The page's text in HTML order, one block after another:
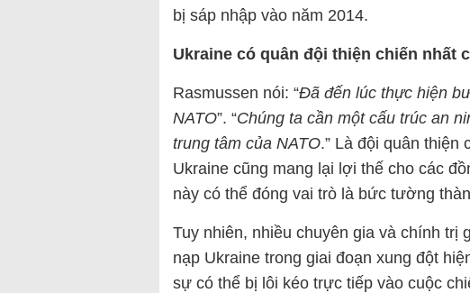
bị sáp nhập vào năm 2014.
Ukraine có quân đội thiện chiến nhất
Rasmussen nói: “Đã đến lúc thực hiện
NATO”. “Chúng ta cần một cấu trúc an
trung tâm của NATO.” Là đội quân thiện
Ukraine cũng mang lại lợi thế cho các
này có thể đóng vai trò là bức tường
Tuy nhiên, nhiều chuyên gia và chính trị
nạp Ukraine trong giai đoạn xung đột
sự có thể bị lôi kéo trực tiếp vào cuộc